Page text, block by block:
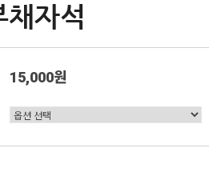
채자석
15,000원